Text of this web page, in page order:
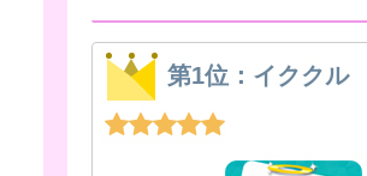
第1位：イククル